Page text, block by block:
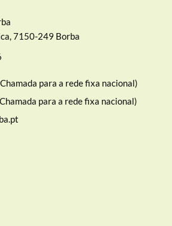
7150-249 Borba
para a rede fixa nacional)
para a rede fixa nacional)